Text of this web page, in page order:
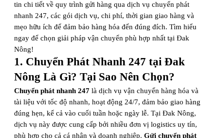
tin chi tiết về quy trình gửi hàng qua dịch vụ chuyển phát
nhanh 247, các gói dịch vụ, chi phí, thời gian giao hàng và
mẹo hữu ích để đảm bảo hàng hóa đến đúng đích. Tìm hiểu
ngay để chọn giải pháp vận chuyển phù hợp nhất tại Đak
Nông!
1. Chuyển Phát Nhanh 247 tại Đak
Nông Là Gì? Tại Sao Nên Chọn?
Chuyển phát nhanh 247 là dịch vụ vận chuyển hàng hóa và
tài liệu với tốc độ nhanh, hoạt động 24/7, đảm bảo giao hàng
đúng hẹn, kể cả vào cuối tuần hoặc ngày lễ. Tại Đak Nông,
dịch vụ này được cung cấp bởi nhiều đơn vị logistics uy tín,
phù hợp cho cả cá nhân và doanh nghiệp.Gửi chuyển phát